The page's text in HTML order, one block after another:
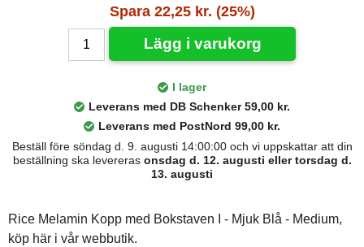
Spara 22,25 kr. (25%)
Lägg i varukorg
I lager
Leverans med DB Schenker 59,00 kr.
Leverans med PostNord 99,00 kr.
Beställ före söndag d. 9. augusti 14:00:00 och vi uppskattar att din
beställning ska levereras onsdag d. 12. augusti eller torsdag d.
13. augusti
Rice Melamin Kopp med Bokstaven I - Mjuk Blå - Medium,
köp här i vår webbutik.